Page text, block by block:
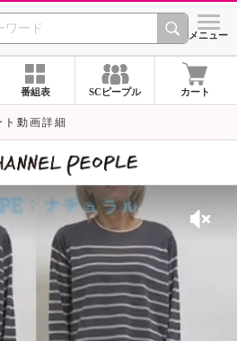
CHANNEL シメニュー
番組表 SCピープル カート
ト動画詳細